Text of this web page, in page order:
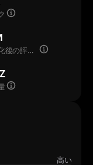
完全希薄化後の評価額
高い